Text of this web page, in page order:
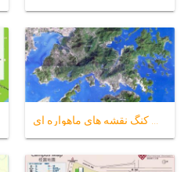
هنگ کنگ نقشه های ماهواره ای